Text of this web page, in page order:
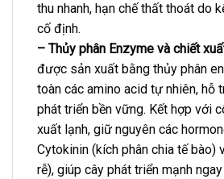
thu nhanh, hạn chế thất thoát do
cố định.
– Thủy phân Enzyme và chiết
được sản xuất bằng thủy phân
toàn các amino acid tự nhiên, hỗ
phát triển bền vững. Kết hợp với
xuất lạnh, giữ nguyên các
Cytokinin (kích phân chia tế bào)
rễ), giúp cây phát triển mạnh